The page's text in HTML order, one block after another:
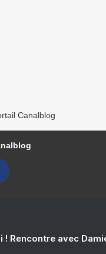
Canalblog
Rencontre avec